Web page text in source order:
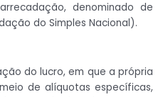
denominado de
do Simples Nacional).
do lucro, em que a própria
de alíquotas específicas,